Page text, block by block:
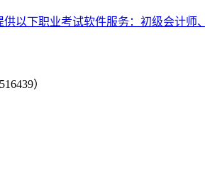
以下职业考试软件服务：初级会计
）